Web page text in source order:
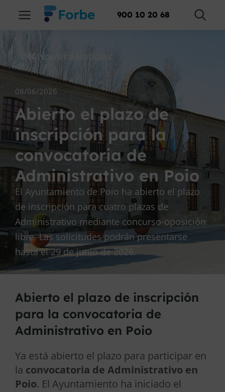
900 10 20 68
Volver a Noticias
08/06/2026
Abierto el plazo de
inscripción para la
convocatoria de
Administrativo en Poio
El Ayuntamiento de Poio ha abierto el plazo
de inscripción para cuatro plazas de
Administrativo mediante concurso-oposición
libre. Las solicitudes podrán presentarse
hasta el 29 de junio de 2026.
Abierto el plazo de inscripción
para la convocatoria de
Administrativo en Poio
Ya está abierto el plazo para participar en
la convocatoria de Administrativo en
Poio. El Ayuntamiento ha iniciado el